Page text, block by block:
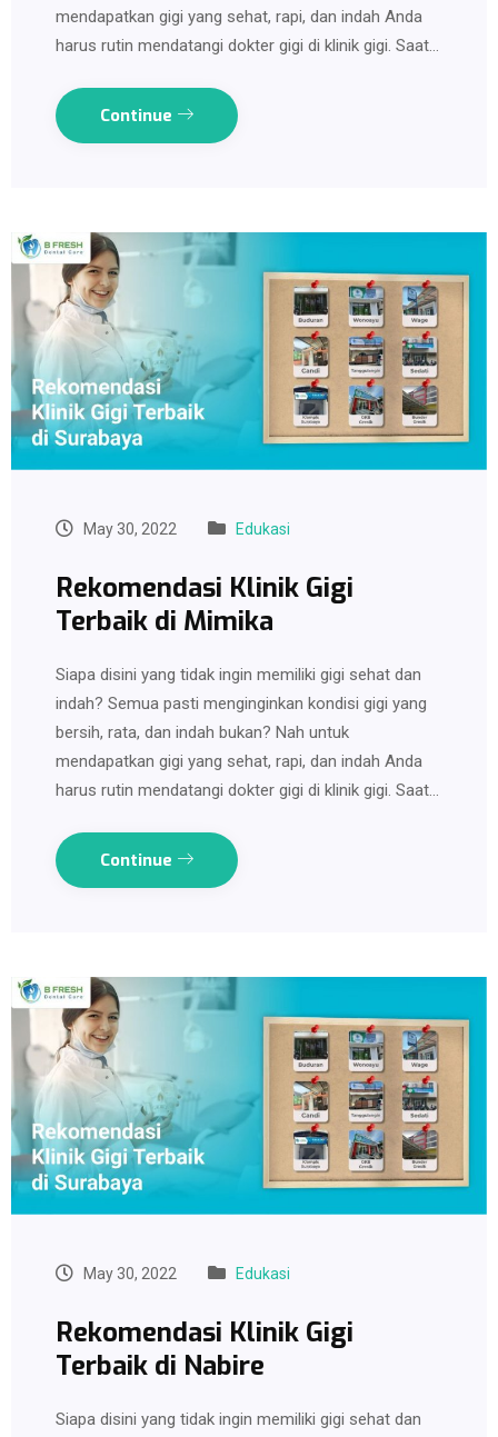
mendapatkan gigi yang sehat, rapi, dan indah Anda
harus rutin mendatangi dokter gigi di klinik gigi. Saat…
Continue
May 30, 2022 Edukasi
Rekomendasi Klinik Gigi
Terbaik di Mimika
Siapa disini yang tidak ingin memiliki gigi sehat dan
indah? Semua pasti menginginkan kondisi gigi yang
bersih, rata, dan indah bukan? Nah untuk
mendapatkan gigi yang sehat, rapi, dan indah Anda
harus rutin mendatangi dokter gigi di klinik gigi. Saat…
Continue
May 30, 2022 Edukasi
Rekomendasi Klinik Gigi
Terbaik di Nabire
Siapa disini yang tidak ingin memiliki gigi sehat dan